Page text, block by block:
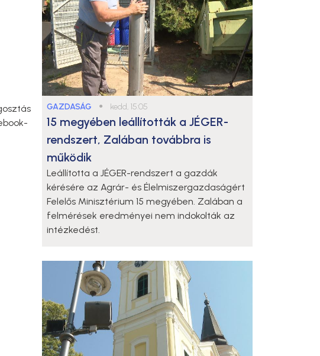
GAZDASÁG ● kedd, 15:05
15 megyében leállították a JÉGER-
rendszert, Zalában továbbra is
működik
Leállította a JÉGER-rendszert a gazdák
kérésére az Agrár- és Élelmiszergazdaságért
Felelős Minisztérium 15 megyében. Zalában a
felmérések eredményei nem indokolták az
intézkedést.